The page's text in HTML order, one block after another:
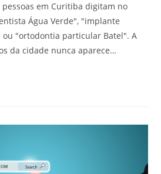
em Curitiba digitam no
Água Verde", "implante
"ortodontia particular Batel". A
da cidade nunca aparece…